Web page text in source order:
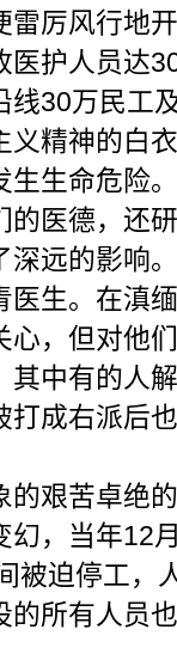
厉风行地开
医护人员达
线30万民工
义精神的白
生生命危险
的医德，还
深远的影响
医生。在滇
心，但对他
其中有的人
打成右派后
艰苦卓绝的
幻，当年12
被迫停工，
的所有人员